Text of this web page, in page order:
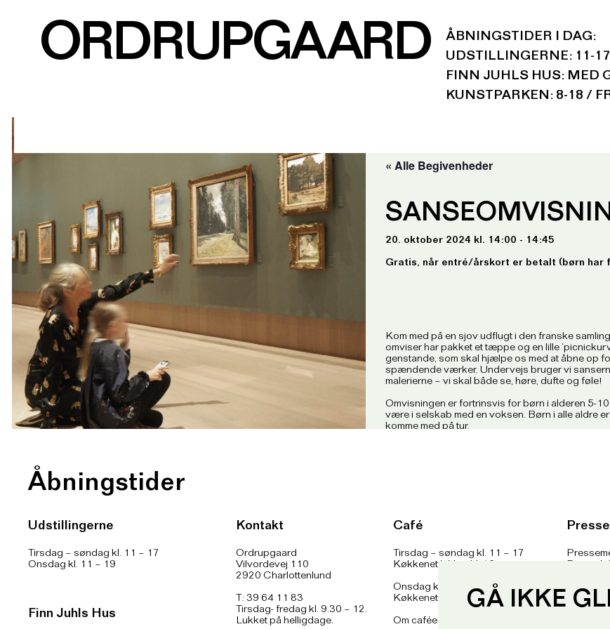
ORDRUPGAARD
ÅBNINGSTIDER I DAG:
UDSTILLINGERNE: 11-17
FINN JUHLS HUS: MED
KUNSTPARKEN: 8-18 /
« Alle Begivenheder
20. oktober 2024 kl. 14:00 - 14:45
Gratis, når entré/årskort er betalt (børn har
Kom med på en sjov udflugt i den franske
omviser har pakket et tæppe og en lille
genstande, som skal hjælpe os med at åbne op
spændende værker. Undervejs bruger vi
malerierne – vi skal både se, høre, dufte og føle!
Omvisningen er fortrinsvis for børn i alderen 5-10
være i selskab med en voksen. Børn i alle aldre
komme med på tur.
Vi mødes i museets foyer. Kom gerne 10 minutter
Bemærk: De offentlige omvisninger er et tilbud
eller enkeltpersoner. Hvis I er en større gruppe
omvisning. Læs mere
her
Åbningstider
Udstillingerne
Tirsdag – søndag kl. 11 – 17
Onsdag kl. 11 – 19
Finn Juhls Hus
Kontakt
Ordrupgaard
Vilvordevej 110
2920 Charlottenlund
T: 39 64 11 83
Tirsdag- fredag kl. 9.30 – 12.
Lukket på helligdage.
Café
Tirsdag – søndag kl. 11 – 17
Køkkenet lukker kl. 16
Onsdag kl. 11 – 21
Køkkenet lukker kl. 20
Om caféen
GÅ IKKE